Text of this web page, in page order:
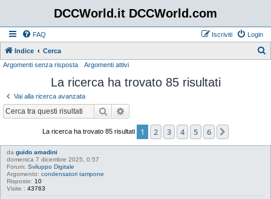
DCCWorld.it DCCWorld.com
FAQ Login
Iscriviti
Indice Cerca
Argomenti senza risposta Argomenti attivi
La ricerca ha trovato 85 risultati
Vai alla ricerca avanzata
Cerca
La ricerca ha trovato 85 risultati 1 2 3 4 5 6
da guido amadini
domenica 7 dicembre 2025, 0:57
Forum: Sviluppo Digitale
Argomento: condensatori tampone
Risposte: 10
Visite : 43763